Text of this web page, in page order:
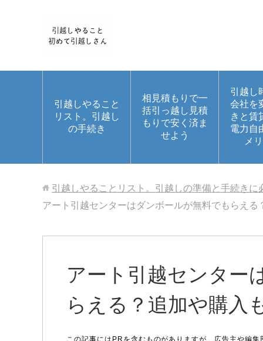
引越しやること
リスト。引越し
の手続き
相見積もりで一
括引っ越し見積
もりで安く済ま
せよう
引越し
会社を
きと賃
電力自
メ
引越しやることリスト。引越しの準備と手続きに
アート引越センターはダンボールが無料でもらえる
アート引越センター
らえる？追加や購入